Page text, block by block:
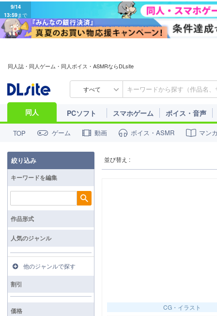
9/14
13:59まで
同人誌・同人ゲーム・同人ボイス・ASMRならDLsite
すべて
同人 PCソフト スマホゲーム ボイス・音声
TOP ゲーム 動画 ボイス・ASMR マン
並び替え :
CG・イラスト
絞り込み
キーワードを編集
検索
作品形式
人気のジャンル
他のジャンルで探す
割引
価格